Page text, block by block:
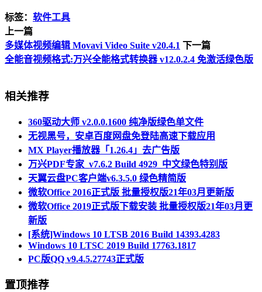
标签： 软件工具
上一篇
多媒体视频编辑 Movavi Video Suite v20.4.1 下一篇
全能音视频格式:万兴全能格式转换器 v12.0.2.4 免激活绿色版
相关推荐
360驱动大师 v2.0.0.1600 纯净版绿色单文件
无视黑号，安卓百度网盘免登陆高速下载应用
MX Player播放器「1.26.4」去广告版
万兴PDF专家_v7.6.2 Build 4929_中文绿色特别版
天翼云盘PC客户端v6.3.5.0 绿色精简版
微软Office 2016正式版 批量授权版21年03月更新版
微软Office 2019正式版下载安装 批量授权版21年03月更
新版
[系统]Windows 10 LTSB 2016 Build 14393.4283
Windows 10 LTSC 2019 Build 17763.1817
PC版QQ v9.4.5.27743正式版
置顶推荐